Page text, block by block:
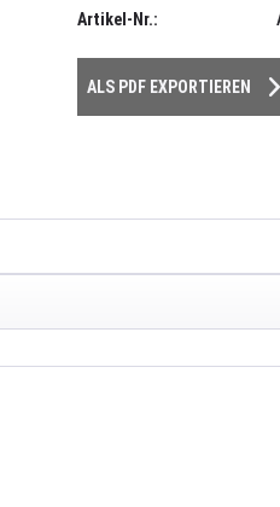
Artikel-Nr.:
ALS PDF EXPORTIEREN